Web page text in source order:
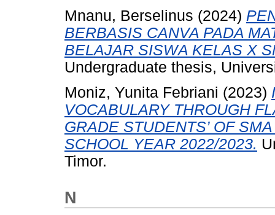
Mnanu, Berselinus (2024)
BERBASIS CANVA PADA
BELAJAR SISWA KELAS X
Undergraduate thesis,
Moniz, Yunita Febriani (2023)
VOCABULARY THROUGH
GRADE STUDENTS’ OF
SCHOOL YEAR 2022/2023.
Timor.
N